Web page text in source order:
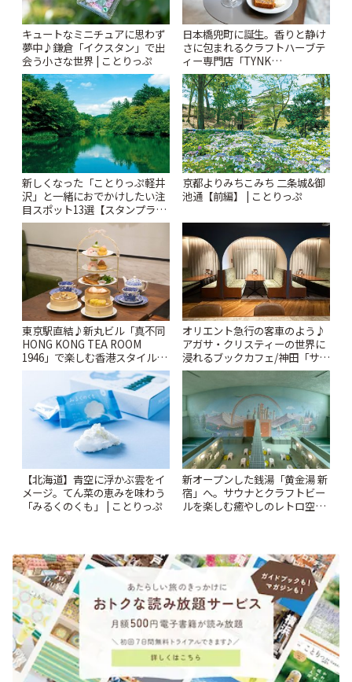
キュートなミニチュアに思わず
夢中♪鎌倉「イクスタン」で出
会う小さな世界 | ことりっぷ
日本橋兜町に誕生。香りと静け
さに包まれるクラフトハーブテ
ィー専門店「TYNK
Kabutocho」 | ことりっぷ
新しくなった「ことりっぷ軽井
沢」と一緒におでかけしたい注
目スポット13選【スタンプラリ
ー開催中】 | ことりっぷ
京都よりみちこみち 二条城&御
池通【前編】 | ことりっぷ
東京駅直結♪新丸ビル「真不同
HONG KONG TEA ROOM
1946」で楽しむ香港スタイルの
アフタヌーンティー | ことりっ
オリエント急行の客車のよう♪
アガサ・クリスティーの世界に
浸れるブックカフェ/神田「サロ
ンクリスティ」 | ことりっぷ
【北海道】青空に浮かぶ雲をイ
メージ。てん菜の恵みを味わう
「みるくのくも」 | ことりっぷ
新オープンした銭湯「黄金湯 新
宿」へ。サウナとクラフトビー
ルを楽しむ癒やしのレトロ空間